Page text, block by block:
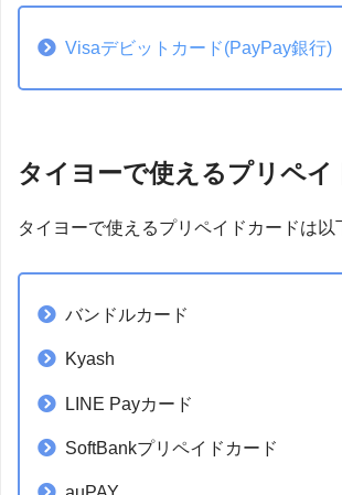
Visaデビットカード(PayPay銀行)
タイヨーで使えるプリペイ
タイヨーで使えるプリペイドカードは以
バンドルカード
Kyash
LINE Payカード
SoftBankプリペイドカード